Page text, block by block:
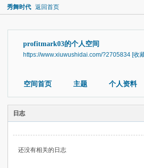
秀舞时代 返回首页
profitmark03的个人空间
https://www.xiuwushidai.com/?2705834 [收
空间首页 主题 个人资料
日志
还没有相关的日志